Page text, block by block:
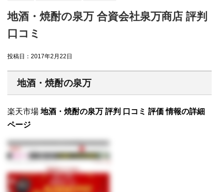
地酒・焼酎の泉万 合資会社泉万商店 評判
口コミ
投稿日： 2017年2月22日
地酒・焼酎の泉万
楽天市場 地酒・焼酎の泉万 評判 口コミ 評価 情報の詳細
ページ